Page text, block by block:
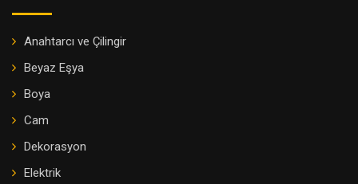
Anahtarcı ve Çilingir
Beyaz Eşya
Boya
Cam
Dekorasyon
Elektrik